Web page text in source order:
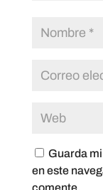
Guarda
en este